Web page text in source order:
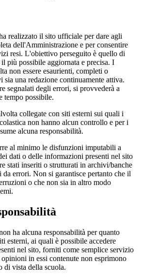
realizzato il sito ufficiale per dare agli
dell'Amministrazione e per consentire
resi. L'obiettivo perseguito è quello di
più possibile aggiornata e precisa. I
non essere esaurienti, completi o
sia una redazione continuamente attiva.
segnalati degli errori, si provvederà a
tempo possibile.
collegate con siti esterni sui quali i
non hanno alcun controllo e per i
alcuna responsabilità.
al minimo le disfunzioni imputabili a
dati o delle informazioni presenti nel sito
stati inseriti o strutturati in archivi/banche
errori. Non si garantisce pertanto che il
o che non sia in altro modo
ha alcuna responsabilità per quanto
esterni, ai quali è possibile accedere
nel sito, forniti come semplice servizio
in essi contenute non esprimono
di vista della scuola.